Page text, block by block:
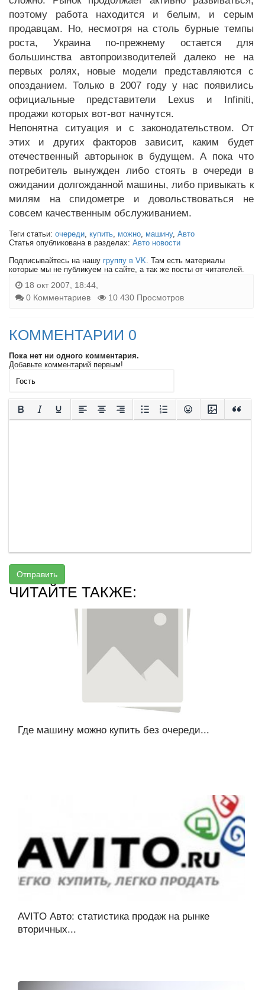
поэтому работа находится и белым, и серым
продавцам. Но, несмотря на столь бурные темпы
роста, Украина по-прежнему остается для
большинства автопроизводителей далеко не на
первых ролях, новые модели представляются с
опозданием. Только в 2007 году у нас появились
официальные представители Lexus и Infiniti,
продажи которых вот-вот начнутся.
Непонятна ситуация и с законодательством. От
этих и других факторов зависит, каким будет
отечественный авторынок в будущем. А пока что
потребитель вынужден либо стоять в очереди в
ожидании долгожданной машины, либо привыкать к
милям на спидометре и довольствоваться не
совсем качественным обслуживанием.
Теги статьи: очереди, купить, можно, машину, Авто
Статья опубликована в разделах: Авто новости
Подписывайтесь на нашу группу в VK. Там есть материалы
которые мы не публикуем на сайте, а так же посты от читателей.
18 окт 2007, 18:44,
0 Комментариев
10 430 Просмотров
КОММЕНТАРИИ 0
Пока нет ни одного комментария.
Добавьте комментарий первым!
Отправить
ЧИТАЙТЕ ТАКЖЕ:
Где машину можно купить без очереди...
AVITO Авто: статистика продаж на рынке
вторичных...